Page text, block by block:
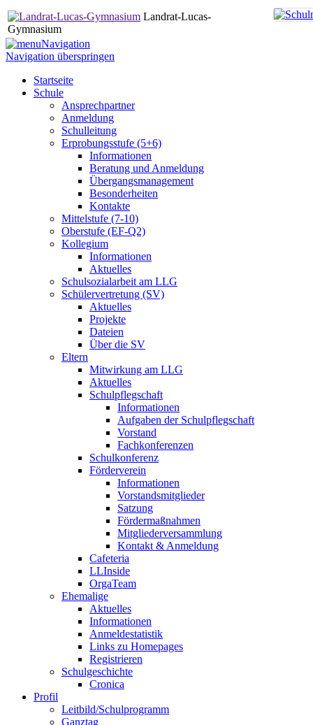
Landrat-Lucas-
Gymnasium
Navigation
Navigation überspringen
Startseite
Schule
Ansprechpartner
Anmeldung
Schulleitung
Erprobungsstufe (5+6)
Informationen
Beratung und Anmeldung
Übergangsmanagement
Besonderheiten
Kontakte
Mittelstufe (7-10)
Oberstufe (EF-Q2)
Kollegium
Informationen
Aktuelles
Schulsozialarbeit am LLG
Schülervertretung (SV)
Aktuelles
Projekte
Dateien
Über die SV
Eltern
Mitwirkung am LLG
Aktuelles
Schulpflegschaft
Informationen
Aufgaben der Schulpflegschaft
Vorstand
Fachkonferenzen
Schulkonferenz
Förderverein
Informationen
Vorstandsmitglieder
Satzung
Fördermaßnahmen
Mitgliederversammlung
Kontakt & Anmeldung
Cafeteria
LLInside
OrgaTeam
Ehemalige
Aktuelles
Informationen
Anmeldestatistik
Links zu Homepages
Registrieren
Schulgeschichte
Cronica
Profil
Leitbild/Schulprogramm
Ganztag